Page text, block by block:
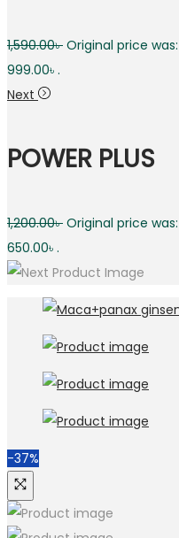
1,590.00৳ Original price was:
999.00৳ .
Next
POWER PLUS
1,200.00৳ Original price was:
650.00৳ .
-37%